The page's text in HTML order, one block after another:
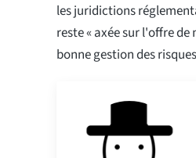
les juridictions
reste « axée sur l'offre
bonne gestion des